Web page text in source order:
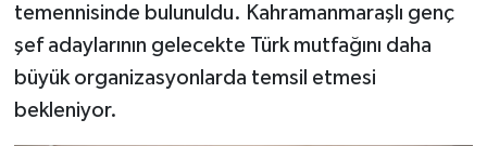
temennisinde bulunuldu. Kahramanmaraşlı genç
şef adaylarının gelecekte Türk mutfağını daha
büyük organizasyonlarda temsil etmesi
bekleniyor.